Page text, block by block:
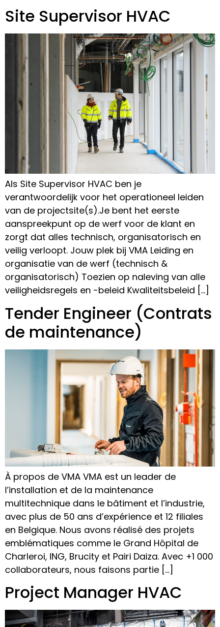
Site Supervisor HVAC
Als Site Supervisor HVAC ben je
verantwoordelijk voor het operationeel leiden
van de projectsite(s).Je bent het eerste
aanspreekpunt op de werf voor de klant en
zorgt dat alles technisch, organisatorisch en
veilig verloopt. Jouw plek bij VMA Leiding en
organisatie van de werf (technisch &
organisatorisch) Toezien op naleving van alle
veiligheidsregels en -beleid Kwaliteitsbeleid […]
Tender Engineer (Contrats
de maintenance)
À propos de VMA VMA est un leader de
l’installation et de la maintenance
multitechnique dans le bâtiment et l’industrie,
avec plus de 50 ans d’expérience et 12 filiales
en Belgique. Nous avons réalisé des projets
emblématiques comme le Grand Hôpital de
Charleroi, ING, Brucity et Pairi Daiza. Avec +1 000
collaborateurs, nous faisons partie […]
Project Manager HVAC